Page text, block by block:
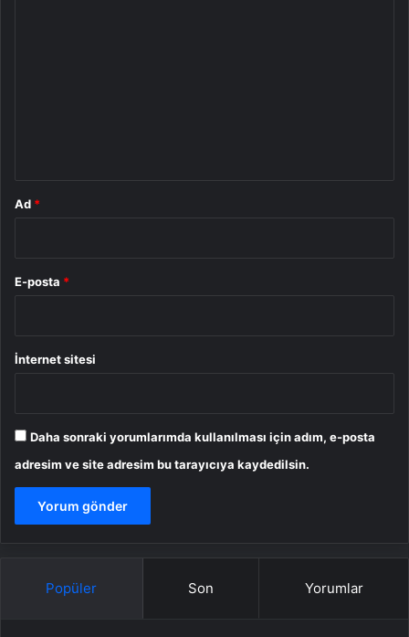
Ad *
E-posta *
İnternet sitesi
Daha sonraki yorumlarımda kullanılması için adım, e-posta
adresim ve site adresim bu tarayıcıya kaydedilsin.
Popüler Son Yorumlar